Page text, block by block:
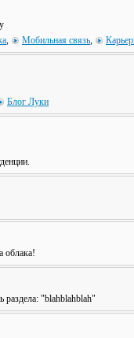
, Мобильная связь,
Блог Луки
облака!
раздела: "blahblahblah"